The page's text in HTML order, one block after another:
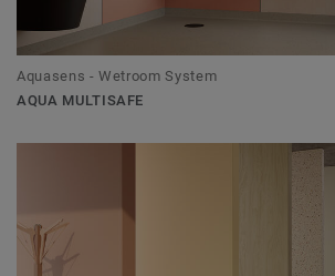
Aquasens - Wetroom System
AQUA MULTISAFE